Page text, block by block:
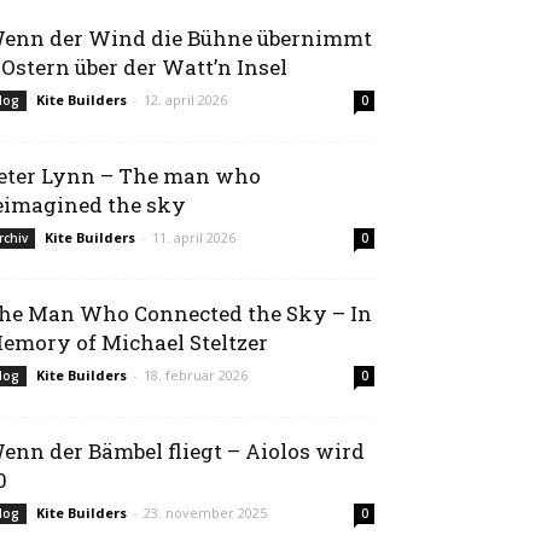
der Wind die Bühne übernimmt
über der Watt’n Insel
Kite Builders - 12. april 2026 0
Lynn – The man who
the sky
Kite Builders - 11. april 2026 0
Man Who Connected the Sky – In
of Michael Steltzer
Kite Builders - 18. februar 2026 0
der Bämbel fliegt – Aiolos wird
Kite Builders - 23. november 2025 0